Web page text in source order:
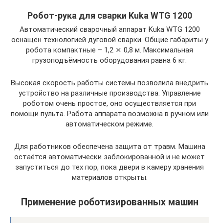
Робот-рука для сварки Kuka WTG 1200
Автоматический сварочный аппарат Kuka WTG 1200
оснащён технологией дуговой сварки. Общие габариты у
робота компактные – 1,2 ⨯ 0,8 м. Максимальная
грузоподъёмность оборудования равна 6 кг.
Высокая скорость работы системы позволила внедрить
устройство на различные производства. Управление
роботом очень простое, оно осуществляется при
помощи пульта. Работа аппарата возможна в ручном или
автоматическом режиме.
Для работников обеспечена защита от травм. Машина
остаётся автоматически заблокированной и не может
запуститься до тех пор, пока двери в камеру хранения
материалов открыты.
Применение роботизированных машин